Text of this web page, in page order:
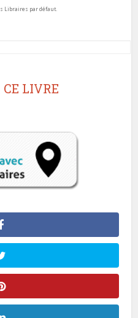
Libraires par défaut.
LIVRE